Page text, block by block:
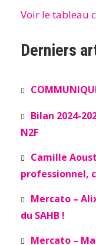
Voir le tableau
Derniers
Bilan 2024-
N2F
Camille
professionnel,
Mercato –
du SAHB !
Mercato –